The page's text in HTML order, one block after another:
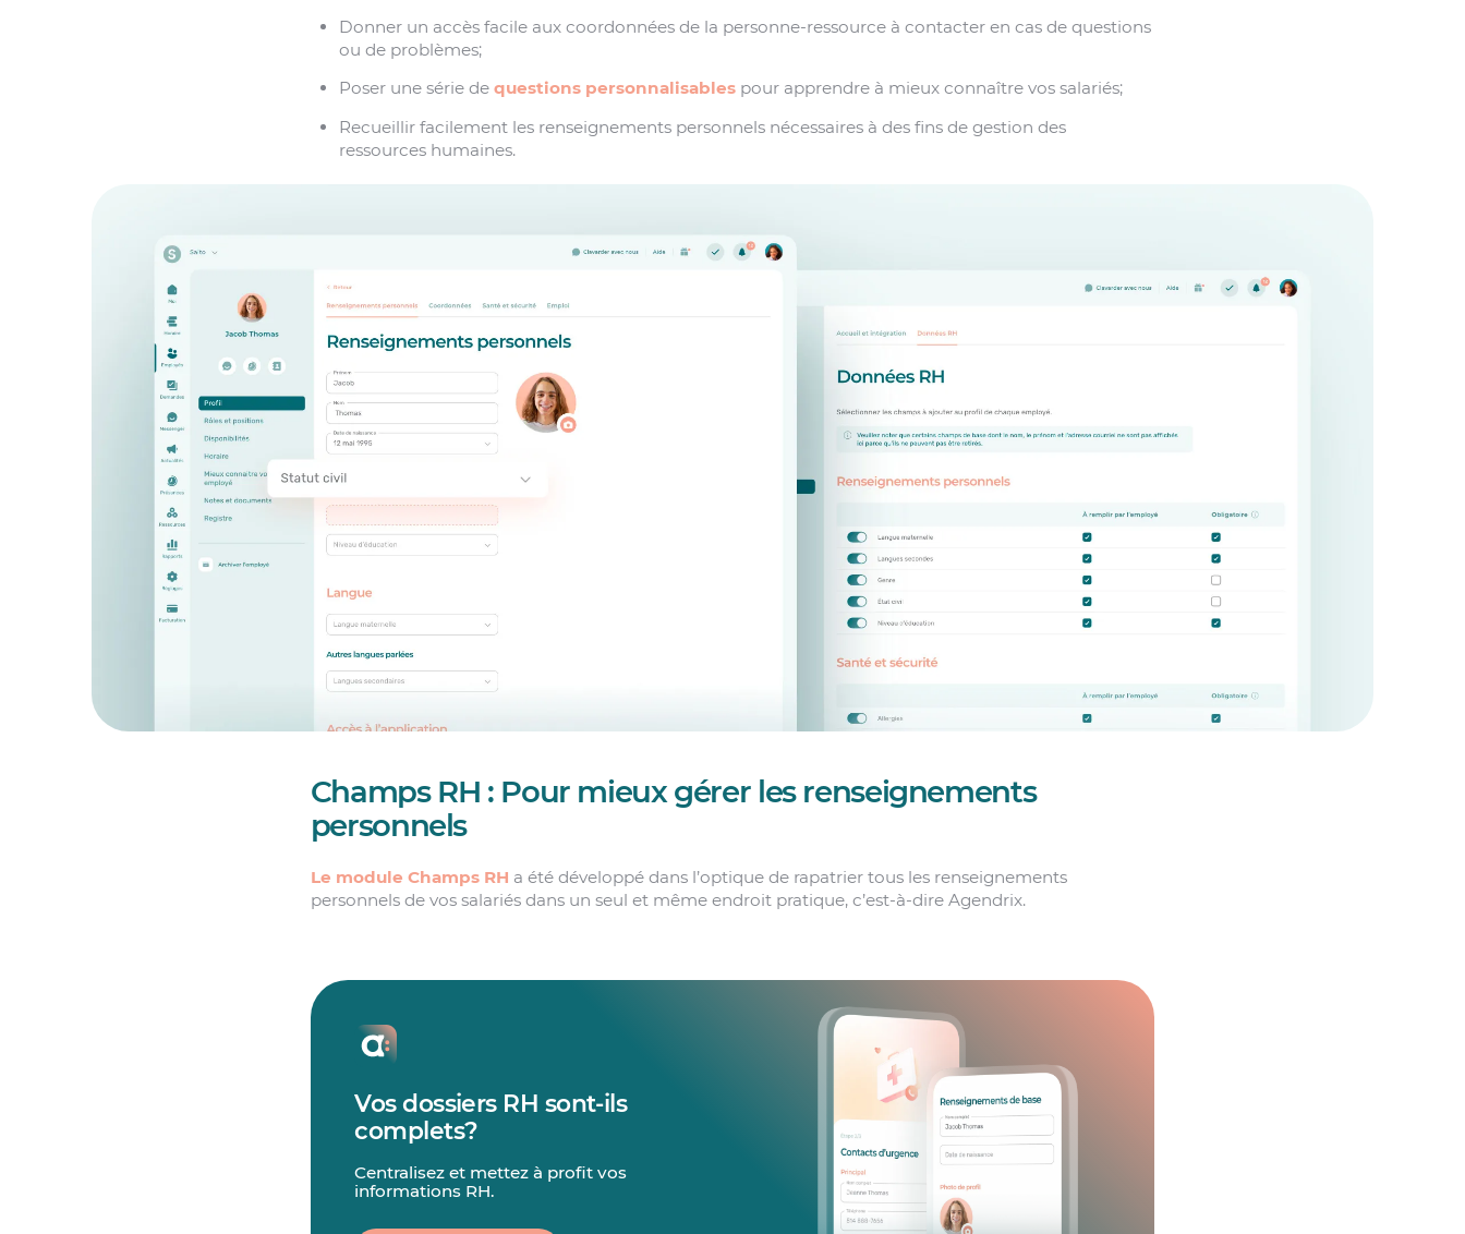
Donner un accès facile aux coordonnées de la personne-ressource à contacter en cas de questions
ou de problèmes;
Poser une série dequestions personnalisables pour apprendre à mieux connaître vos salariés;
Recueillir facilement les renseignements personnels nécessaires à des fins de gestion des
ressources humaines.
Champs RH : Pour mieux gérer les renseignements
personnels
Le module Champs RH a été développé dans l’optique de rapatrier tous les renseignements
personnels de vos salariés dans un seul et même endroit pratique, c’est-à-dire Agendrix.
Vos dossiers RH sont-ils
complets?
Centralisez et mettez à profit vos
informations RH.